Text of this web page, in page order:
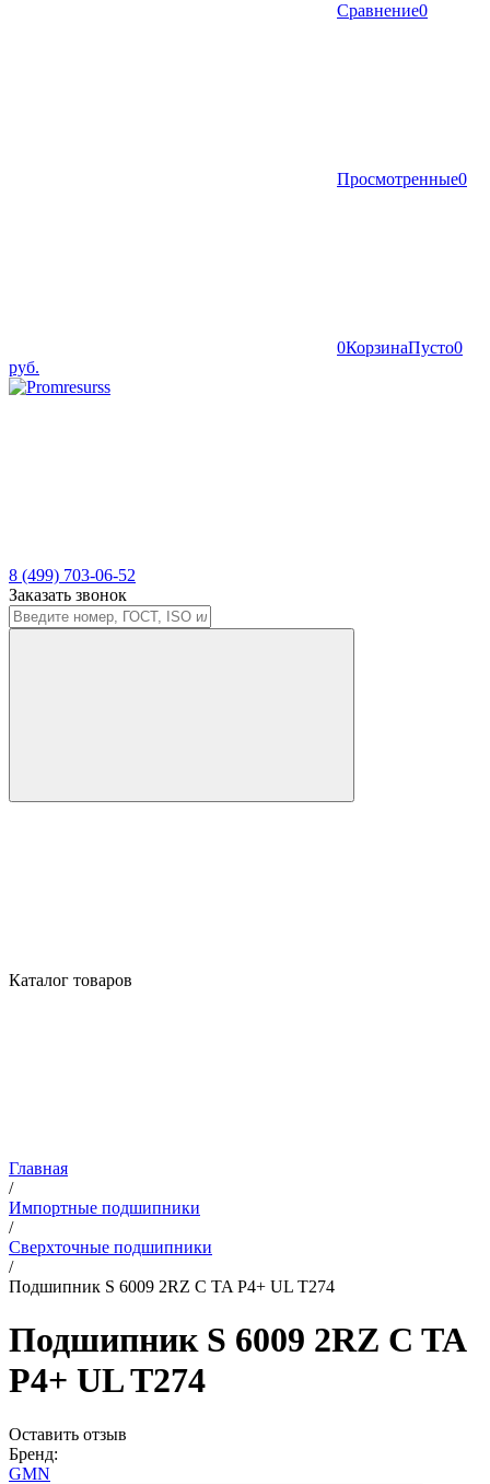
Сравнение0
Просмотренные0
0КорзинаПусто0
руб.
8 (499) 703-06-52
Заказать звонок
Каталог товаров
Главная
/
Импортные подшипники
/
Сверхточные подшипники
/
Подшипник S 6009 2RZ C TA P4+ UL T274
Подшипник S 6009 2RZ C TA
P4+ UL T274
Оставить отзыв
Бренд:
GMN